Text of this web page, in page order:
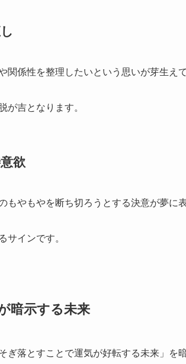
関係性を整理したいという思いが芽生え
が吉となります。
欲
もやもやを断ち切ろうとする決意が夢に
サインです。
暗示する未来
ぎ落とすことで運気が好転する未来」を